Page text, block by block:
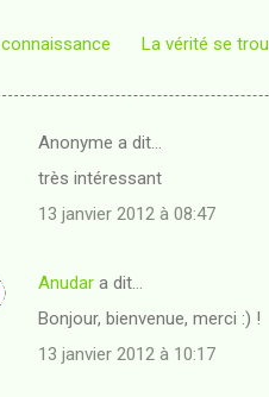
connaissance La vérité se
Anonyme a dit…
très intéressant
13 janvier 2012 à 08:47
Anudar a dit…
Bonjour, bienvenue, merci :) !
13 janvier 2012 à 10:17